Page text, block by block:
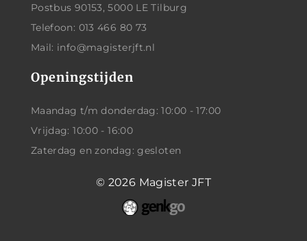
Postbus 90153, 5000 LE Tilburg
Telefoon: 013 466 80 73
Mail: info@magisterjft.nl
Openingstijden
Maandag t/m donderdag: 10:00 - 17:00
Vrijdag: 10:00 - 16:00
Zaterdag en zondag: gesloten
© 2026 Magister JFT